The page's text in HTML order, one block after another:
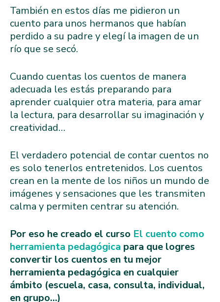
También en estos días me pidieron un
cuento para unos hermanos que habían
perdido a su padre y elegí la imagen de un
río que se secó.
Cuando cuentas los cuentos de manera
adecuada les estás preparando para
aprender cualquier otra materia, para amar
la lectura, para desarrollar su imaginación y
creatividad…
El verdadero potencial de contar cuentos no
es solo tenerlos entretenidos. Los cuentos
crean en la mente de los niños un mundo de
imágenes y sensaciones que les transmiten
calma y permiten centrar su atención.
Por eso he creado el curso El cuento como
herramienta pedagógica para que logres
convertir los cuentos en tu mejor
herramienta pedagógica en cualquier
ámbito (escuela, casa, consulta, individual,
en grupo…)